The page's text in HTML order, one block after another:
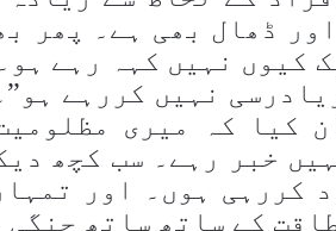
ڈھال بھی ہے۔ پھر
کیوں نہیں کہہ رہے
نہیں کررہے
کیا کہ میری
خبر رہے۔ سب کچھ
کررہی ہوں۔ اور
کے ساتھ ساتھ